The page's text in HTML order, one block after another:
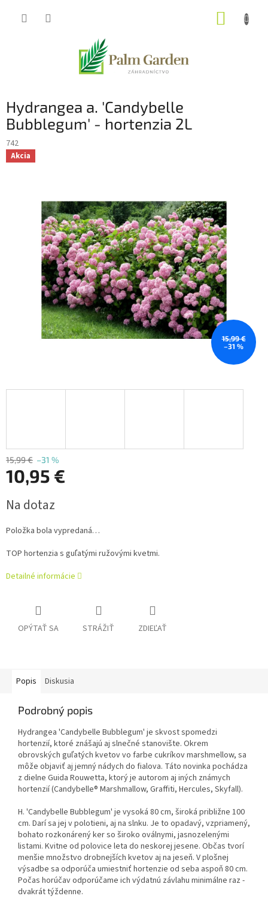
Hydrangea a. 'Candybelle
Bubblegum' - hortenzia 2L
742
Akcia
15,99 €
–31 %
15,99 € –31 %
10,95 €
cena:
Na dotaz
Položka bola vypredaná…
TOP hortenzia s guľatými ružovými kvetmi.
Detailné informácie
OPÝTAŤ SA STRÁŽIŤ ZDIEĽAŤ
Popis Diskusia
Podrobný popis
Hydrangea 'Candybelle Bubblegum' je skvost spomedzi
hortenzií, ktoré znášajú aj slnečné stanovište. Okrem
obrovských guľatých kvetov vo farbe cukríkov marshmellow, sa
môže objaviť aj jemný nádych do fialova. Táto novinka pochádza
z dielne Guida Rouwetta, ktorý je autorom aj iných známych
hortenzií (Candybelle® Marshmallow, Graffiti, Hercules, Skyfall).
H. 'Candybelle Bubblegum' je vysoká 80 cm, široká približne 100
cm. Darí sa jej v polotieni, aj na slnku. Je to opadavý, vzpriamený,
bohato rozkonárený ker so široko oválnymi, jasnozelenými
listami. Kvitne od polovice leta do neskorej jesene. Občas tvorí
menšie množstvo drobnejších kvetov aj na jeseň. V plošnej
výsadbe sa odporúča umiestniť hortenzie od seba aspoň 80 cm.
Počas horúčav odporúčame ich výdatnú závlahu minimálne raz -
dvakrát týždenne.